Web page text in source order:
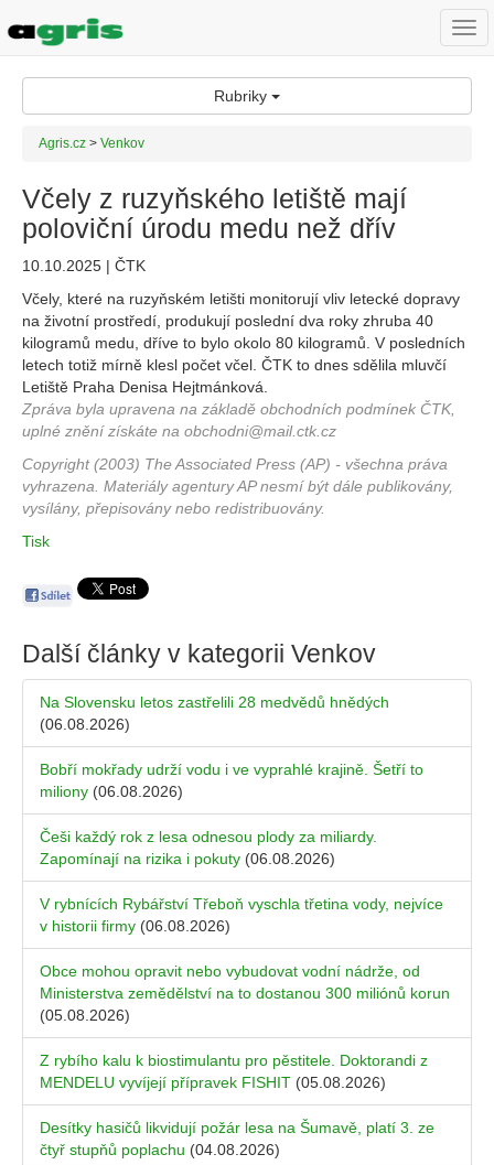
Rubriky
Agris.cz > Venkov
Včely z ruzyňského letiště mají
poloviční úrodu medu než dřív
10.10.2025 | ČTK
Včely, které na ruzyňském letišti monitorují vliv letecké dopravy
na životní prostředí, produkují poslední dva roky zhruba 40
kilogramů medu, dříve to bylo okolo 80 kilogramů. V posledních
letech totiž mírně klesl počet včel. ČTK to dnes sdělila mluvčí
Letiště Praha Denisa Hejtmánková.
Zpráva byla upravena na základě obchodních podmínek ČTK,
uplné znění získáte na obchodni@mail.ctk.cz
Copyright (2003) The Associated Press (AP) - všechna práva
vyhrazena. Materiály agentury AP nesmí být dále publikovány,
vysílány, přepisovány nebo redistribuovány.
Tisk
Další články v kategorii Venkov
Na Slovensku letos zastřelili 28 medvědů hnědých
(06.08.2026)
Bobří mokřady udrží vodu i ve vyprahlé krajině. Šetří to
miliony (06.08.2026)
Češi každý rok z lesa odnesou plody za miliardy.
Zapomínají na rizika i pokuty (06.08.2026)
V rybnících Rybářství Třeboň vyschla třetina vody, nejvíce
v historii firmy (06.08.2026)
Obce mohou opravit nebo vybudovat vodní nádrže, od
Ministerstva zemědělství na to dostanou 300 miliónů korun
(05.08.2026)
Z rybího kalu k biostimulantu pro pěstitele. Doktorandi z
MENDELU vyvíjejí přípravek FISHIT (05.08.2026)
Desítky hasičů likvidují požár lesa na Šumavě, platí 3. ze
čtyř stupňů poplachu (04.08.2026)